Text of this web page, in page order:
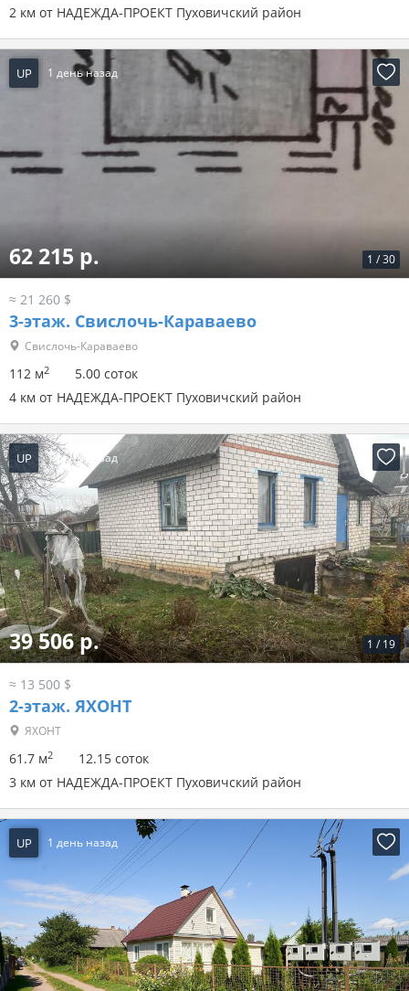
2 км от НАДЕЖДА-ПРОЕКТ Пуховичский район
UP 1 день назад
1 /30
62 215 р.
≈ 21 260 $
3-этаж. Свислочь-Караваево
Свислочь-Караваево
112 м2
5.00 соток
4 км от НАДЕЖДА-ПРОЕКТ Пуховичский район
UP 1 день назад
1 / 19
39 506 р.
≈ 13 500 $
2-этаж. ЯХОНТ
ЯХОНТ
61.7 м2
12.15 соток
3 км от НАДЕЖДА-ПРОЕКТ Пуховичский район
UP 1 день назад